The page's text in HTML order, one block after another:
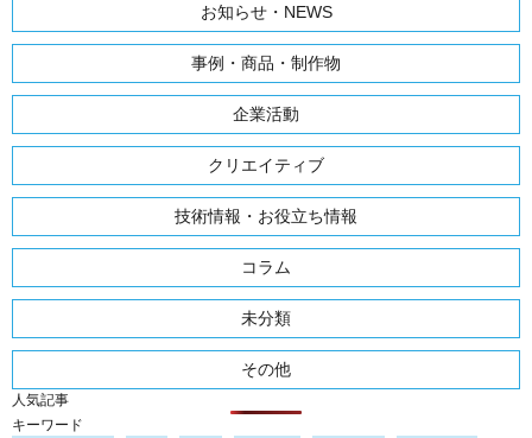
お知らせ・NEWS
事例・商品・制作物
企業活動
クリエイティブ
技術情報・お役立ち情報
コラム
未分類
その他
人気記事
キーワード